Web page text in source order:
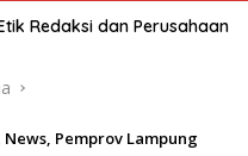
Redaksi dan Perusahaan
News, Pemprov Lampung